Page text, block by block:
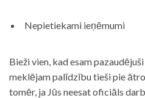
Nepietiekami ieņēmumi
Bieži vien, kad esam
meklējam palīdzību tieši pie
tomēr, ja Jūs neesat oficiāls